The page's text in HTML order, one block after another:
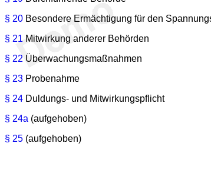
§ 20 Besondere Ermächtigung für den
§ 21 Mitwirkung anderer Behörden
§ 22 Überwachungsmaßnahmen
§ 23 Probenahme
§ 24 Duldungs- und Mitwirkungspflicht
§ 24a (aufgehoben)
§ 25 (aufgehoben)